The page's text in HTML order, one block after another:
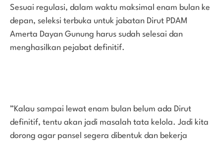
Sesuai regulasi, dalam waktu maksimal enam bulan ke
depan, seleksi terbuka untuk jabatan Dirut PDAM
Amerta Dayan Gunung harus sudah selesai dan
menghasilkan pejabat definitif.
”Kalau sampai lewat enam bulan belum ada Dirut
definitif, tentu akan jadi masalah tata kelola. Jadi kita
dorong agar pansel segera dibentuk dan bekerja